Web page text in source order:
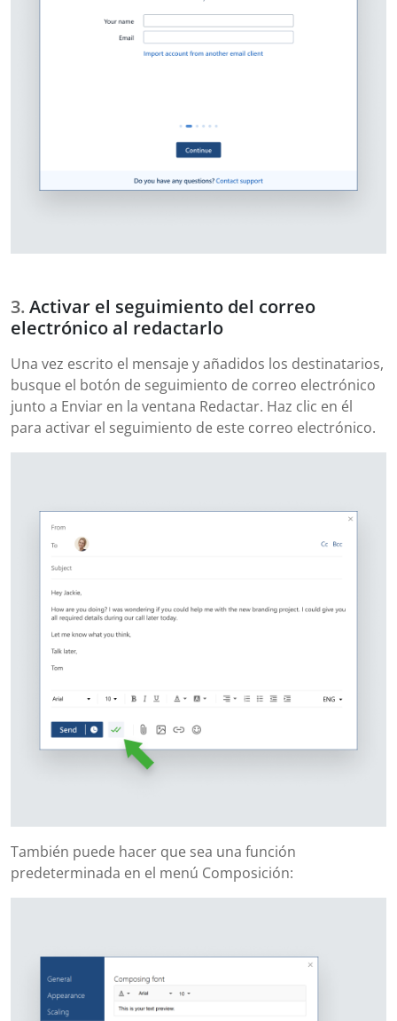
Activar el seguimiento del correo
electrónico al redactarlo
Una vez escrito el mensaje y añadidos los destinatarios,
busque el botón de seguimiento de correo electrónico
junto a Enviar en la ventana Redactar. Haz clic en él
para activar el seguimiento de este correo electrónico.
También puede hacer que sea una función
predeterminada en el menú Composición: